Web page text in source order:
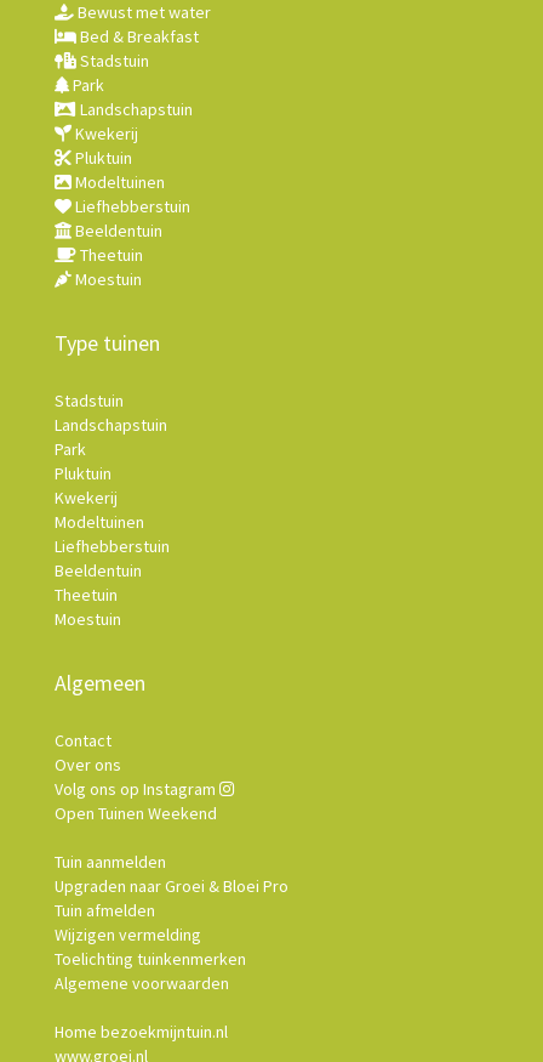
Bewust met water
Bed & Breakfast
Stadstuin
Park
Landschapstuin
Kwekerij
Pluktuin
Modeltuinen
Liefhebberstuin
Beeldentuin
Theetuin
Moestuin
Type tuinen
Stadstuin
Landschapstuin
Park
Pluktuin
Kwekerij
Modeltuinen
Liefhebberstuin
Beeldentuin
Theetuin
Moestuin
Algemeen
Contact
Over ons
Volg ons op Instagram
Open Tuinen Weekend
Tuin aanmelden
Upgraden naar Groei & Bloei Pro
Tuin afmelden
Wijzigen vermelding
Toelichting tuinkenmerken
Algemene voorwaarden
Home bezoekmijntuin.nl
www.groei.nl